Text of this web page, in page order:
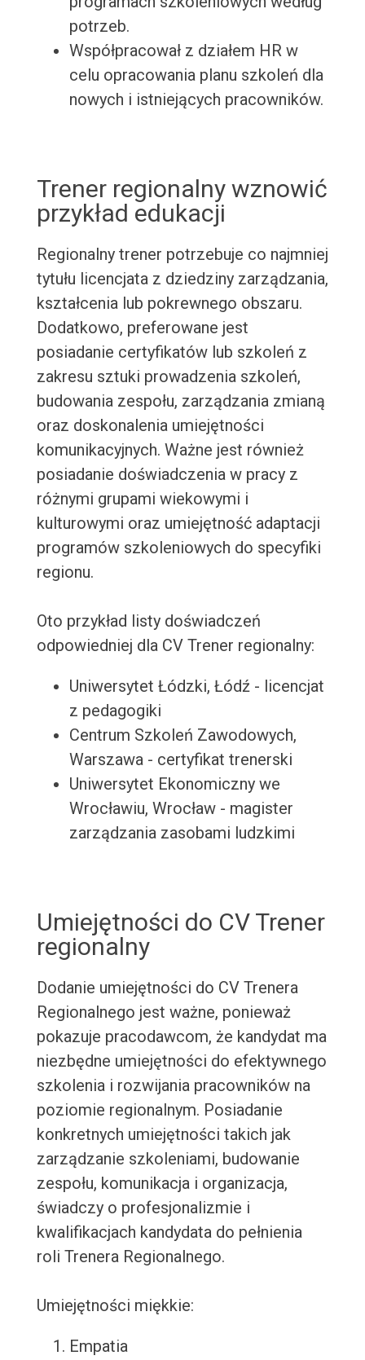
potrzeb.
Współpracował z działem HR w
celu opracowania planu szkoleń dla
nowych i istniejących pracowników.
Trener regionalny wznowić
przykład edukacji
Regionalny trener potrzebuje co najmniej
tytułu licencjata z dziedziny zarządzania,
kształcenia lub pokrewnego obszaru.
Dodatkowo, preferowane jest
posiadanie certyfikatów lub szkoleń z
zakresu sztuki prowadzenia szkoleń,
budowania zespołu, zarządzania zmianą
oraz doskonalenia umiejętności
komunikacyjnych. Ważne jest również
posiadanie doświadczenia w pracy z
różnymi grupami wiekowymi i
kulturowymi oraz umiejętność adaptacji
programów szkoleniowych do specyfiki
regionu.
Oto przykład listy doświadczeń
odpowiedniej dla CV Trener regionalny:
Uniwersytet Łódzki, Łódź - licencjat
z pedagogiki
Centrum Szkoleń Zawodowych,
Warszawa - certyfikat trenerski
Uniwersytet Ekonomiczny we
Wrocławiu, Wrocław - magister
zarządzania zasobami ludzkimi
Umiejętności do CV Trener
regionalny
Dodanie umiejętności do CV Trenera
Regionalnego jest ważne, ponieważ
pokazuje pracodawcom, że kandydat ma
niezbędne umiejętności do efektywnego
szkolenia i rozwijania pracowników na
poziomie regionalnym. Posiadanie
konkretnych umiejętności takich jak
zarządzanie szkoleniami, budowanie
zespołu, komunikacja i organizacja,
świadczy o profesjonalizmie i
kwalifikacjach kandydata do pełnienia
roli Trenera Regionalnego.
Umiejętności miękkie:
Empatia